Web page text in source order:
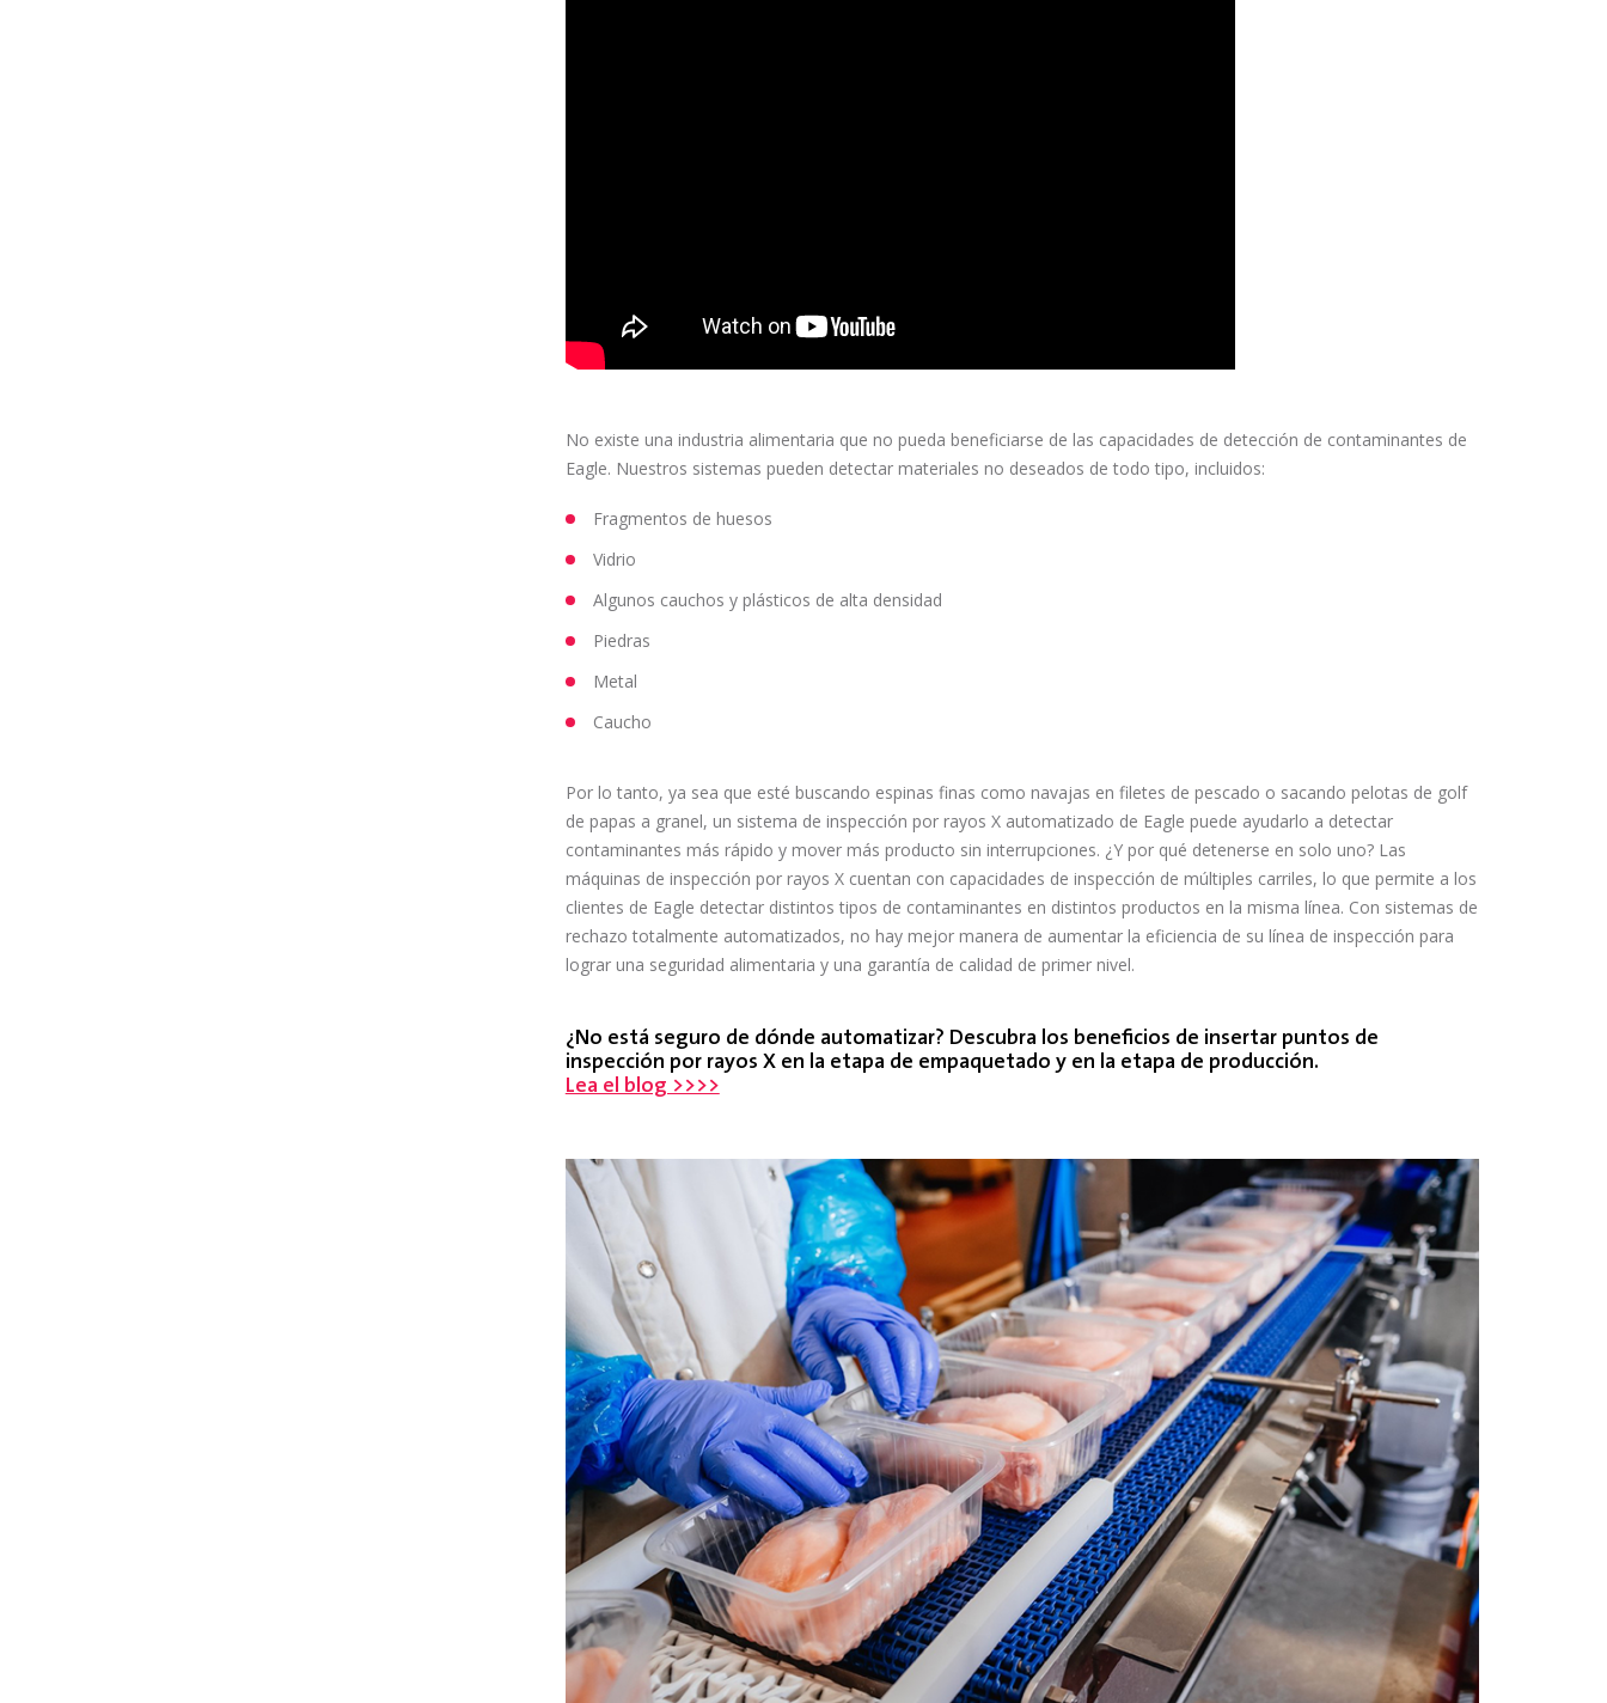
No existe una industria alimentaria que no pueda beneficiarse de las capacidades de detección de contaminantes de
Eagle. Nuestros sistemas pueden detectar materiales no deseados de todo tipo, incluidos:
Fragmentos de huesos
Vidrio
Algunos cauchos y plásticos de alta densidad
Piedras
Metal
Caucho
Por lo tanto, ya sea que esté buscando espinas finas como navajas en filetes de pescado o sacando pelotas de golf
de papas a granel, un sistema de inspección por rayos X automatizado de Eagle puede ayudarlo a detectar
contaminantes más rápido y mover más producto sin interrupciones. ¿Y por qué detenerse en solo uno? Las
máquinas de inspección por rayos X cuentan con capacidades de inspección de múltiples carriles, lo que permite a los
clientes de Eagle detectar distintos tipos de contaminantes en distintos productos en la misma línea. Con sistemas de
rechazo totalmente automatizados, no hay mejor manera de aumentar la eficiencia de su línea de inspección para
lograr una seguridad alimentaria y una garantía de calidad de primer nivel.
¿No está seguro de dónde automatizar? Descubra los beneficios de insertar puntos de
inspección por rayos X en la etapa de empaquetado y en la etapa de producción.
Lea el blog >>>>